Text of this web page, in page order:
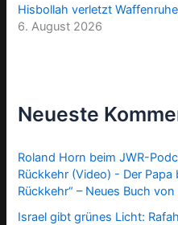
Hisbollah verletzt
6. August 2026
Neueste
Roland Horn beim JWR-
Rückkehr (Video) - Der
Rückkehr“ – Neues Buch
Israel gibt grünes Licht: